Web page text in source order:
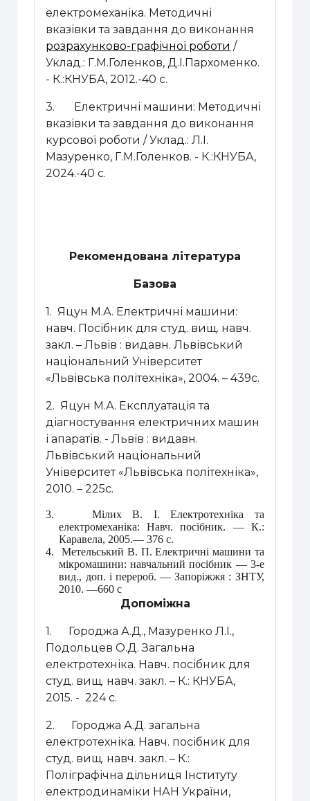
електромеханіка. Методичні
вказівки та завдання до виконання
розрахунково-графічної роботи /
Уклад.: Г.М.Голенков, Д.І.Пархоменко.
- К.:КНУБА, 2012.-40 с.
3. Електричні машини: Методичні
вказівки та завдання до виконання
курсової роботи / Уклад.: Л.І.
Мазуренко, Г.М.Голенков. - К.:КНУБА,
2024.-40 с.
Рекомендована література
Базова
1.Яцун М.А. Електричні машини:
навч. Посібник для студ. вищ. навч.
закл. – Львів : видавн. Львівський
національний Університет
«Львівська політехніка», 2004. – 439с.
2.Яцун М.А. Експлуатація та
діагностування електричних машин
і апаратів. - Львів : видавн.
Львівський національний
Університет «Львівська політехніка»,
2010. – 225с.
3.
Мілих В. І. Електротехніка та
електромеханіка: Навч. посібник. — К.:
Каравела, 2005.— 376 с.
4.
Метельський В. П. Електричні машини та
мікромашини: навчальний посібник — 3-е
вид., доп. і перероб. — Запоріжжя : ЗНТУ,
2010. —660 с
Допоміжна
1. Городжа А.Д., Мазуренко Л.І.,
Подольцев О.Д. Загальна
електротехніка. Навч. посібник для
студ. вищ. навч. закл. – К.: КНУБА,
2015. - 224 с.
2. Городжа А.Д. загальна
електротехніка. Навч. посібник для
студ. вищ. навч. закл. – К.:
Поліграфічна дільниця Інституту
електродинаміки НАН України,